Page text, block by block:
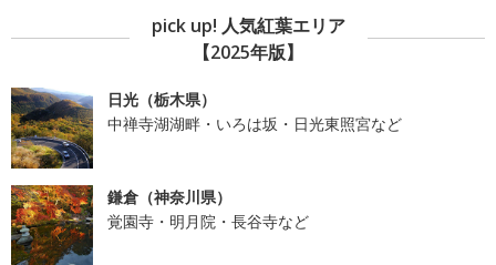
pick up! 人気紅葉エリア
【2025年版】
日光（栃木県）
中禅寺湖湖畔・いろは坂・日光東照宮など
鎌倉（神奈川県）
覚園寺・明月院・長谷寺など